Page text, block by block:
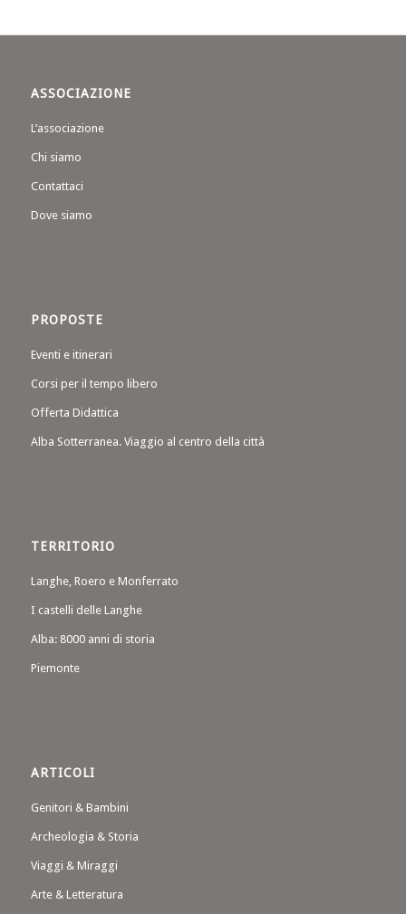
ASSOCIAZIONE
L’associazione
Chi siamo
Contattaci
Dove siamo
PROPOSTE
Eventi e itinerari
Corsi per il tempo libero
Offerta Didattica
Alba Sotterranea. Viaggio al centro della città
TERRITORIO
Langhe, Roero e Monferrato
I castelli delle Langhe
Alba: 8000 anni di storia
Piemonte
ARTICOLI
Genitori & Bambini
Archeologia & Storia
Viaggi & Miraggi
Arte & Letteratura